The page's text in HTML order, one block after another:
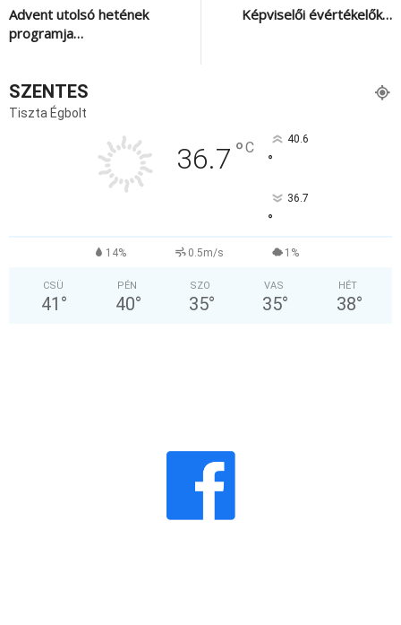
Advent utolsó hetének
programja…
Képviselői évértékelők…
SZENTES
Tiszta Égbolt
36.7 °C 40.6
°
36.7
°
14% 0.5m/s 1%
CSÜ
41 °
PÉN
40°
SZO
35°
VAS
35°
HÉT
38°